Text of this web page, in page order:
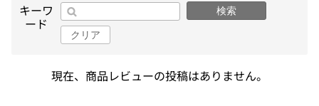
キーワ
ード
検索
クリア
現在、商品レビューの投稿はありません。